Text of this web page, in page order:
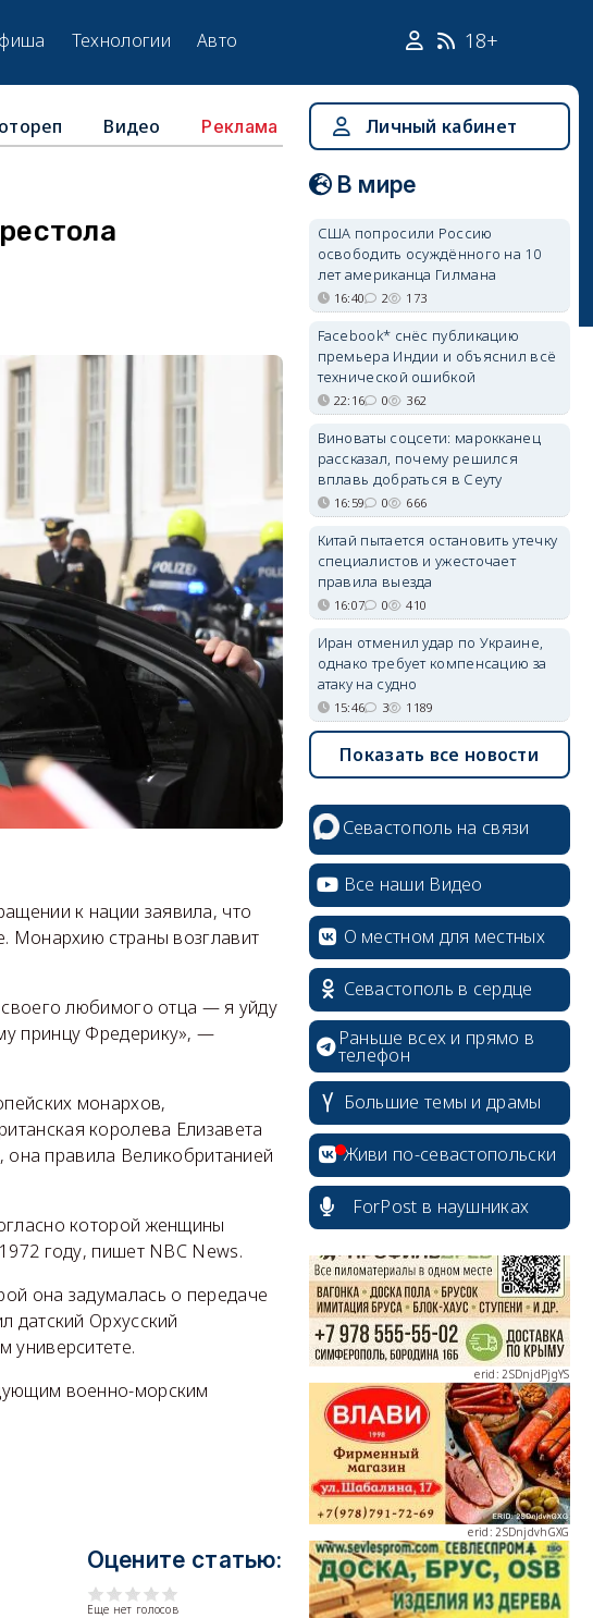
Технологии Авто 18+
Видео Реклама
к нации заявила, что
Монархию страны возглавит
любимого отца — я уйду
принцу Фредерику», —
монархов,
королева Елизавета
она правила Великобританией
которой женщины
году, пишет NBC News.
она задумалась о передаче
датский Орхусский
университете.
военно-морским
Оцените статью:
Еще нет голосов
Личный кабинет
В мире
США попросили Россию
освободить осуждённого на 10
лет американца Гилмана
16:40 2 173
Facebook* снёс публикацию
премьера Индии и объяснил всё
технической ошибкой
22:16 0 362
Виноваты соцсети: марокканец
рассказал, почему решился
вплавь добраться в Сеуту
16:59 0 666
Китай пытается остановить утечку
специалистов и ужесточает
правила выезда
16:07 0 410
Иран отменил удар по Украине,
однако требует компенсацию за
атаку на судно
15:46 3 1189
Показать все новости
Севастополь на связи
Все наши Видео
О местном для местных
Севастополь в сердце
Раньше всех и прямо в
телефон
Большие темы и драмы
Живи по-севастопольски
ForPost в наушниках
erid: 2SDnjcrDNw6
erid: 2SDnjdPjgYS
erid: 2SDnjdvhGXG
erid: 2SDnjcLUypt